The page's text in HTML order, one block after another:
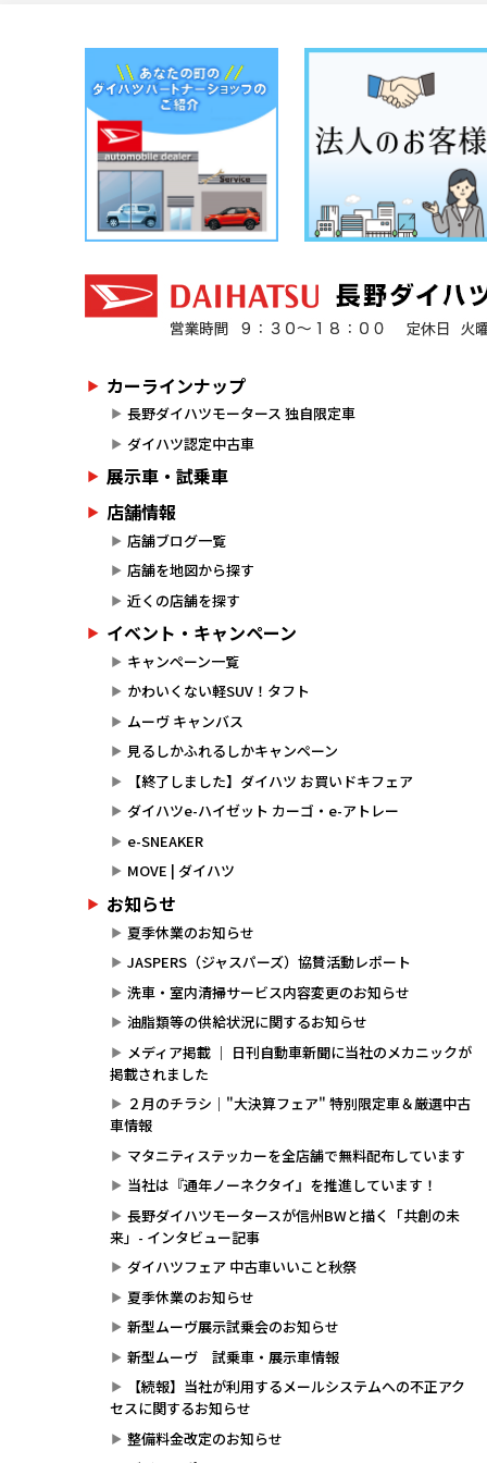
カーラインナップ
長野ダイハツモータース 独自限定車
ダイハツ認定中古車
展示車・試乗車
店舗情報
店舗ブログ一覧
店舗を地図から探す
近くの店舗を探す
イベント・キャンペーン
キャンペーン一覧
かわいくない軽SUV！タフト
ムーヴ キャンバス
見るしかふれるしかキャンペーン
【終了しました】ダイハツ お買いドキフェア
ダイハツe-ハイゼット カーゴ・e-アトレー
e-SNEAKER
MOVE | ダイハツ
お知らせ
夏季休業のお知らせ
JASPERS（ジャスパーズ）協賛活動レポート
洗車・室内清掃サービス内容変更のお知らせ
油脂類等の供給状況に関するお知らせ
メディア掲載 ｜ 日刊自動車新聞に当社のメカニックが
掲載されました
２月のチラシ｜"大決算フェア" 特別限定車＆厳選中古
車情報
マタニティステッカーを全店舗で無料配布しています
当社は『通年ノーネクタイ』を推進しています！
長野ダイハツモータースが信州BWと描く「共創の未
来」- インタビュー記事
ダイハツフェア 中古車いいこと秋祭
夏季休業のお知らせ
新型ムーヴ展示試乗会のお知らせ
新型ムーヴ 試乗車・展示車情報
【続報】当社が利用するメールシステムへの不正アク
セスに関するお知らせ
整備料金改定のお知らせ